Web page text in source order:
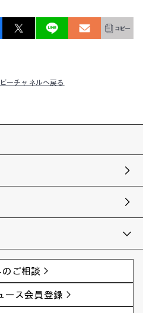
ーチャネルへ戻る
事例
イベントレポート
AI PC
AIワークステーション
のご相談
ース会員登録